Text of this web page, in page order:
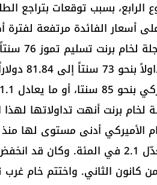
الرابع، بسبب توقعات بتراجع
أسعار الفائدة مرتفعة لفترة
العقود
أدنى مستوى لها منذ 23 شباط.
وأنهى برنت الأسبوع منخفضاً بمعدّل 2.1
كانون الثاني. واختتم خام